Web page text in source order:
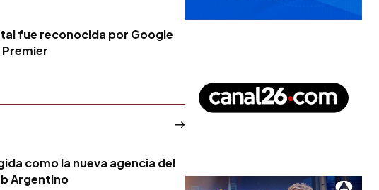
fue reconocida por Google
como la nueva agencia del
Argentino